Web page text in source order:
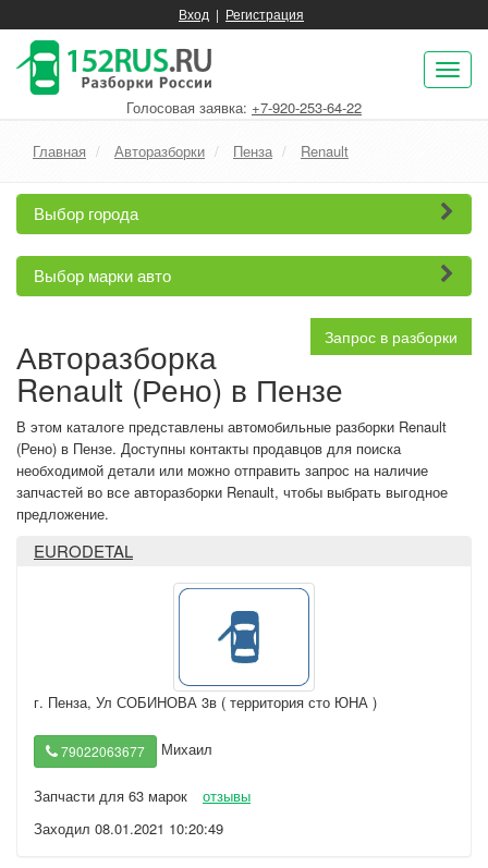
Вход | Регистрация
Голосовая заявка: +7-920-253-64-22
Главная Авторазборки Пенза Renault
Выбор города
Выбор марки авто
Запрос в разборки
Авторазборка
Renault (Рено) в Пензе
В этом каталоге представлены автомобильные разборки Renault
(Рено) в Пензе. Доступны контакты продавцов для поиска
необходимой детали или можно отправить запрос на наличие
запчастей во все авторазборки Renault, чтобы выбрать выгодное
предложение.
EURODETAL
г. Пенза, Ул СОБИНОВА 3в ( территория сто ЮНА )
79022063677 Михаил
Запчасти для 63 марок
отзывы
Заходил 08.01.2021 10:20:49